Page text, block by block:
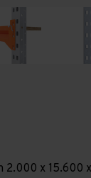
2.000 x